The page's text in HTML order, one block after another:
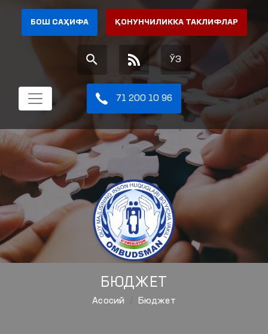
БОШ САҲИФА ҚОНУНЧИЛИККА ТАКЛИФЛАР
ЎЗ
71 200 10 96
БЮДЖЕТ
Aсосий Бюджет